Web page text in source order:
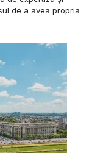
de a avea propria